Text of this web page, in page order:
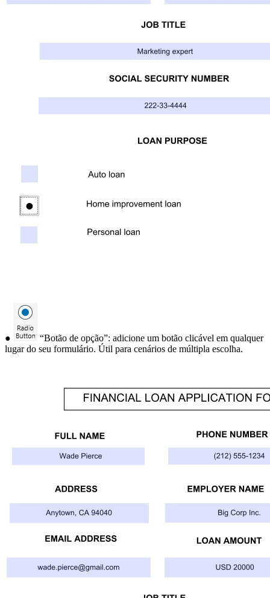
●
“Botão de opção”: adicione um botão clicável em qualquer
lugar do seu formulário. Útil para cenários de múltipla escolha.